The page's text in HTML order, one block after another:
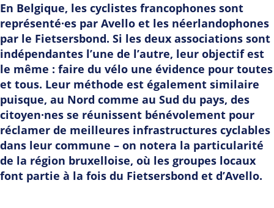
En Belgique, les cyclistes francophones sont
représenté·es par Avello et les néerlandophones
par le Fietsersbond. Si les deux associations sont
indépendantes l’une de l’autre, leur objectif est
le même : faire du vélo une évidence pour toutes
et tous. Leur méthode est également similaire
puisque, au Nord comme au Sud du pays, des
citoyen·nes se réunissent bénévolement pour
réclamer de meilleures infrastructures cyclables
dans leur commune – on notera la particularité
de la région bruxelloise, où les groupes locaux
font partie à la fois du Fietsersbond et d’Avello.